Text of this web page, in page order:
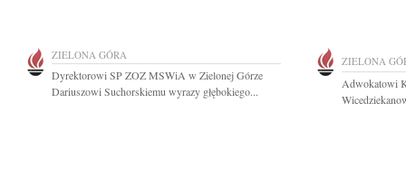
ZIELONA GÓRA
Dyrektorowi SP ZOZ MSWiA w Zielonej Górze
Dariuszowi Suchorskiemu wyrazy głębokiego...
ZIELONA
Adwokatowi